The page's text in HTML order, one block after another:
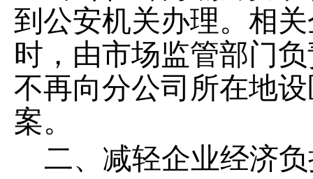
到公安机关办理。相
时，由市场监管部门
不再向分公司所在地
案。
二、减轻企业经济